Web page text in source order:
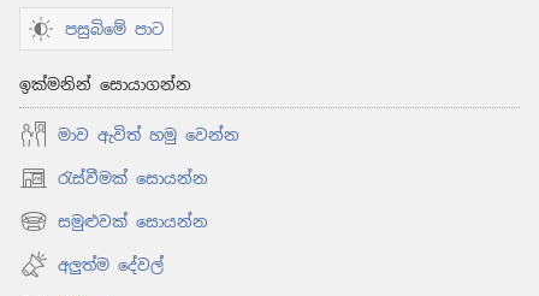
පසුබිමේ පාට
ඉක්මනින් සොයාගන්න
මාව ඇවිත් හමු වෙන්න
රැස්වීමක් සොයන්න
(opens
new
window)
සමුළුවක් සොයන්න
(opens
new
window)
අලුත්ම දේවල්